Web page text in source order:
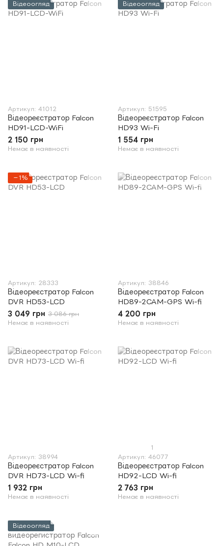
Відеоогляд
Артикул: 41012
Відеореєстратор Falcon
HD91-LCD-WiFi
2 150 грн
Немає в наявності
Відеоогляд
Артикул: 51595
Відеореєстратор Falcon
HD93 Wi-Fi
1 554 грн
Немає в наявності
−1%
Артикул: 28333
Відеореєстратор Falcon
DVR HD53-LCD
3 049 грн 3 086 грн
Немає в наявності
Артикул: 38846
Відеореєстратор Falcon
HD89-2CAM-GPS Wi-fi
4 200 грн
Немає в наявності
Артикул: 38994
Відеореєстратор Falcon
DVR HD73-LCD Wi-fi
1 932 грн
Немає в наявності
1
Артикул: 46077
Відеореєстратор Falcon
HD92-LCD Wi-fi
2 763 грн
Немає в наявності
Відеоогляд